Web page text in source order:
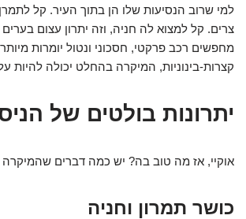
למי שרוב הנסיעות שלו הן בתוך העיר. קל
צרים. קל למצוא לה חניה, וזה יתרון עצום
מחפשים רכב פרקטי, חסכוני ונטול יומרות
קצרות-בינוניות, המיקרה בהחלט יכולה להיות
יתרונות בולטים של
אוקיי, אז מה טוב בה? יש כמה דברים
כושר תמרון וחניה